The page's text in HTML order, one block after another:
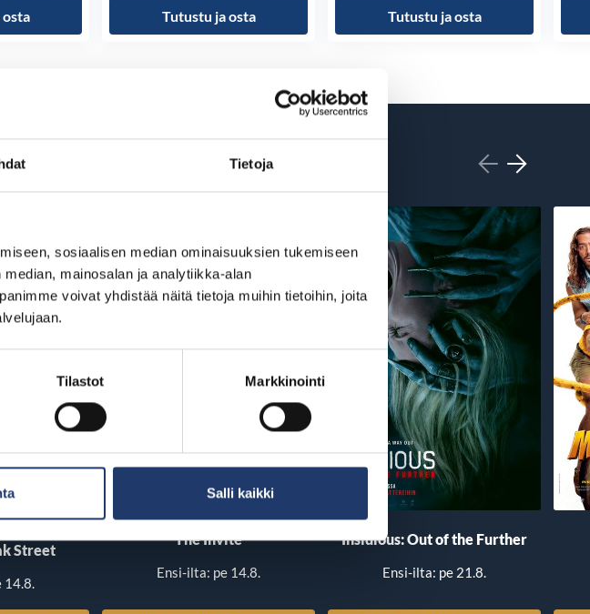
Tietoja
sosiaalisen median ominaisuuksien tukemiseen
mainosalan ja analytiikka-alan
voivat yhdistää näitä tietoja muihin tietoihin, joita
Tilastot Markkinointi
Salli kaikki
Tutustu ja osta Tutustu ja osta
Street
14.8.
The Invite
Ensi-ilta: pe 14.8.
Insidious: Out of the Further
Ensi-ilta: pe 21.8.